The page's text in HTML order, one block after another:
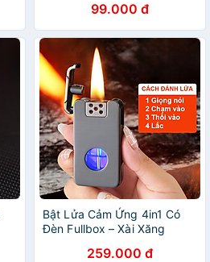
99.000 đ
Bật Lửa Cảm Ứng 4in1 Có
Đèn Fullbox – Xài Xăng
259.000 đ